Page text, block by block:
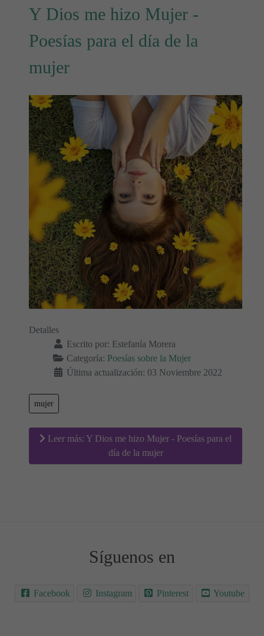
Y Dios me hizo Mujer -
Poesías para el día de la
mujer
Detalles
Escrito por: Estefanía Morera
Categoría: Poesías sobre la Mujer
Última actualización: 03 Noviembre 2022
mujer
Leer más: Y Dios me hizo Mujer - Poesías para el
día de la mujer
Síguenos en
Facebook Instagram Pinterest Youtube